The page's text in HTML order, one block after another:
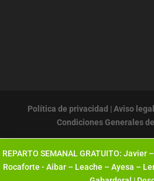
REPARTO SEMANAL GRATUITO:
Rocaforte - Aibar – Leache – Ayesa –
Política de privacidad | Aviso legal
Condiciones Generales